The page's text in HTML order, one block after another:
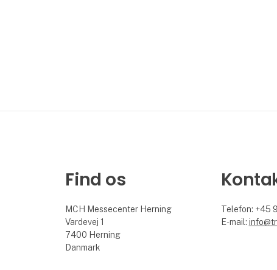
Find os
MCH Messecenter Herning
Vardevej 1
7400 Herning
Danmark
Telefon: +45
E-mail: